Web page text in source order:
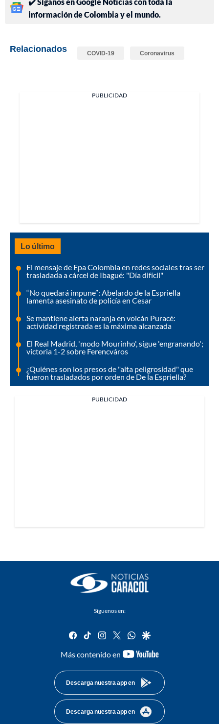
información de Colombia y el mundo.
Relacionados COVID-19 Coronavirus
PUBLICIDAD
Lo último
El mensaje de Epa Colombia en redes sociales tras ser
trasladada a cárcel de Ibagué: "Día difícil"
“No quedará impune”: Abelardo de la Espriella
lamenta asesinato de policía en Cesar
Se mantiene alerta naranja en volcán Puracé:
actividad registrada es la máxima alcanzada
El Real Madrid, 'modo Mourinho', sigue 'engranando';
victoria 1-2 sobre Ferencváros
¿Quiénes son los presos de "alta peligrosidad" que
fueron trasladados por orden de De la Espriella?
PUBLICIDAD
Síguenos en:
facebook
tiktok instagram
twitterwhatsapp
google
Más contenido en
youtube-
Descarga nuestra app en
Descarga nuestra app en